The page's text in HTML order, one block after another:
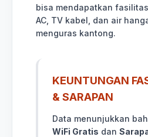
bisa mendapatkan
AC, TV kabel, dan air
menguras kantong.
KEUNTUNGAN
& SARAPAN
Data menunjukkan
WiFi Gratis dan